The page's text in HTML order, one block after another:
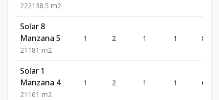
222138.5 m2
Solar 8
Manzana 5
21 1 81 m2
1 2 1 1 81
Solar 1
Manzana 4
21 1 61 m2
1 2 1 1 61